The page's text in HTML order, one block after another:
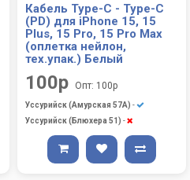
Кабель Type-C - Type-C
(PD) для iPhone 15, 15
Plus, 15 Pro, 15 Pro Max
(оплетка нейлон,
тех.упак.) Белый
100р Опт: 100р
Уссурийск (Амурская 57А) -
Уссурийск (Блюхера 51) -